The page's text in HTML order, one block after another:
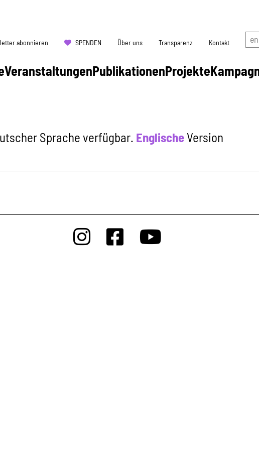
VeranstaltungenPublikationenProjekte
abonnieren SPENDEN Über uns Transparenz Kontakt
Sprache verfügbar. Englische Version